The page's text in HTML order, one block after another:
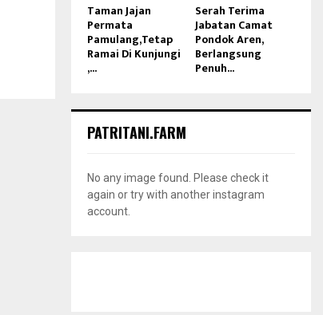
Taman Jajan
Permata
Pamulang,Tetap
Ramai Di Kunjungi
,...
Serah Terima
Jabatan Camat
Pondok Aren,
Berlangsung
Penuh...
PATRITANI.FARM
No any image found. Please check it
again or try with another instagram
account.